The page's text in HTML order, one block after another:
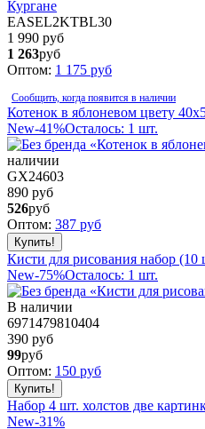
EASEL2KTBL30
1 990 руб
1 263руб
Оптом: 1 175 руб
Сообщить, когда появится в наличии
Котенок в яблоневом цвету
New-41%Осталось: 1 шт.
наличии
GX24603
890 руб
526руб
Оптом: 387 руб
Кисти для рисования набор (10
New-75%Осталось: 1 шт.
В наличии
6971479810404
390 руб
99руб
Оптом: 150 руб
Набор 4 шт. холстов две
New-31%